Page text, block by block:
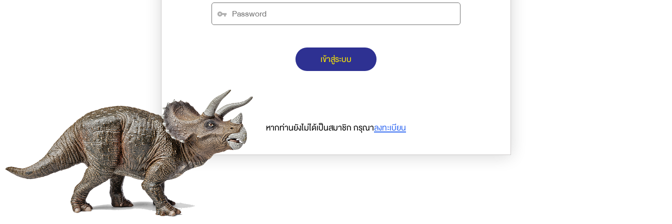
เข้าสู่ระบบ
หากท่านยังไม่ได้เป็นสมาชิก กรุณาลงทะเบียน